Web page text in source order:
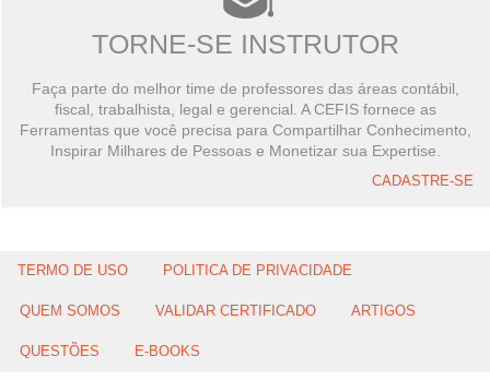
TORNE-SE INSTRUTOR
Faça parte do melhor time de professores das áreas contábil,
fiscal, trabalhista, legal e gerencial. A CEFIS fornece as
Ferramentas que você precisa para Compartilhar Conhecimento,
Inspirar Milhares de Pessoas e Monetizar sua Expertise.
CADASTRE-SE
TERMO DE USO POLITICA DE PRIVACIDADE
QUEM SOMOS VALIDAR CERTIFICADO ARTIGOS
QUESTÕES E-BOOKS